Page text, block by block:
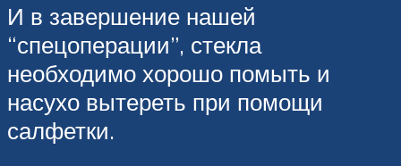
И в завершение нашей
“спецоперации”, стекла
необходимо хорошо помыть и
насухо вытереть при помощи
салфетки.